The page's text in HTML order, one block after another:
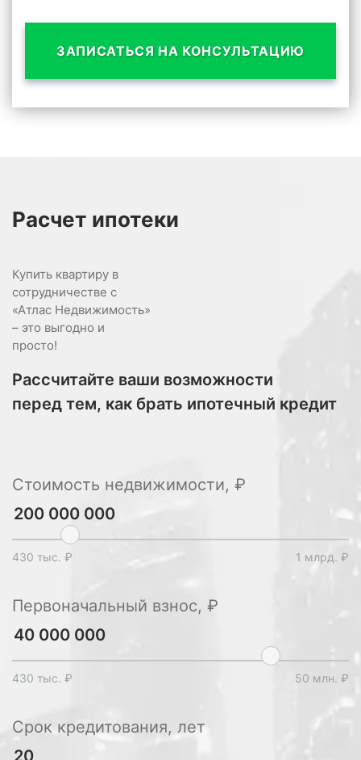
ЗАПИСАТЬСЯ НА КОНСУЛЬТАЦИЮ
Расчет ипотеки
Купить квартиру в
сотрудничестве с
«Атлас Недвижимость»
– это выгодно и
просто!
Рассчитайте ваши возможности
перед тем, как брать ипотечный кредит
Стоимость недвижимости, ₽
430 тыс. ₽ 1 млрд. ₽
Первоначальный взнос, ₽
430 тыс. ₽ 50 млн. ₽
Срок кредитования, лет